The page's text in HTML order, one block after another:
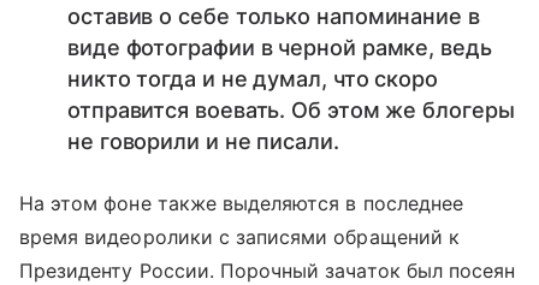
оставив о себе только напоминание в
виде фотографии в черной рамке, ведь
никто тогда и не думал, что скоро
отправится воевать. Об этом же блогеры
не говорили и не писали.
На этом фоне также выделяются в последнее
время видеоролики с записями обращений к
Президенту России. Порочный зачаток был посеян